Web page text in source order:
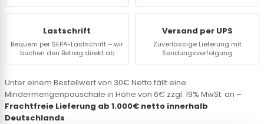
Lastschrift
Bequem per SEPA-Lastschrift – wir
buchen den Betrag direkt ab
Versand per UPS
Zuverlässige Lieferung mit
Sendungsverfolgung
Unter einem Bestellwert von 30€ Netto fällt eine
Mindermengenpauschale in Höhe von 6€ zzgl. 19% MwSt. an –
Frachtfreie Lieferung ab 1.000€ netto innerhalb
Deutschlands